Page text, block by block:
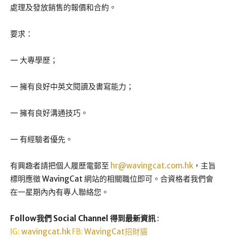
處理及發放銷售的報價和合約。
要求：
— 大專學歷；
— 擁有良好中英文閱讀及書寫能力；
— 擁有良好溝通技巧。
— 有經驗者優先。
有興趣者請把個人履歷電郵至 hr@wavingcat.com.hk，主旨
標明應徵 WavingCat 網站的相關職位即可。合資格者我們會
在一星期內內有專人聯絡您。
Follow我們 Social Channel 得到最新資訊 :
IG: wavingcat.hkFB: WavingCat招財貓